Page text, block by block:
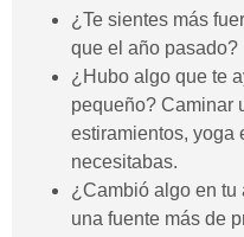
¿Te sientes más
que el año pasado?
¿Hubo algo que te
pequeño? Caminar
estiramientos, yoga
necesitabas.
¿Cambió algo en tu
una fuente más de